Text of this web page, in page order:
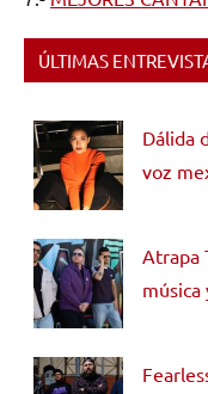
ÚLTIMAS
Dálida
voz
Atrapa
música